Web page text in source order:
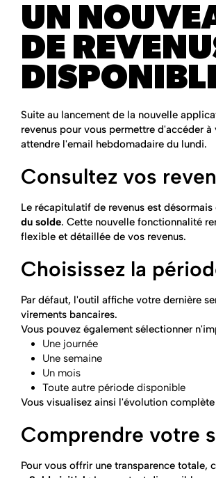
UN
DE
Suite au lancement de la nouvelle
revenus pour vous permettre d'accéder
attendre l'email hebdomadaire du lundi.
Consultez vos
Le récapitulatif de revenus est
du solde. Cette nouvelle fonctionnalité
flexible et détaillée de vos revenus.
Choisissez la
Par défaut, l'outil affiche votre dernière
virements bancaires.
Vous pouvez également sélectionner
Une journée
Une semaine
Un mois
Toute autre période disponible
Vous visualisez ainsi l'évolution
Comprendre votre
Pour vous offrir une transparence totale,